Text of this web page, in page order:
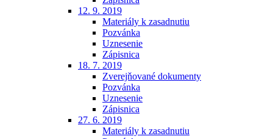
12. 9. 2019
Materiály k zasadnutiu
Pozvánka
Uznesenie
Zápisnica
18. 7. 2019
Zverejňované dokumenty
Pozvánka
Uznesenie
Zápisnica
27. 6. 2019
Materiály k zasadnutiu